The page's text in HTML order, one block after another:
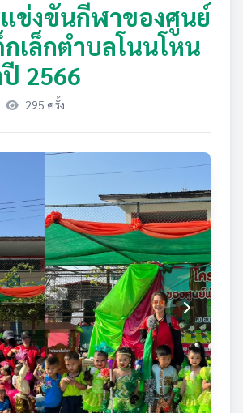
แข่งขันกีฬาของศูนย์
เล็กตำบลโนนโหน
2566
295 ครั้ง